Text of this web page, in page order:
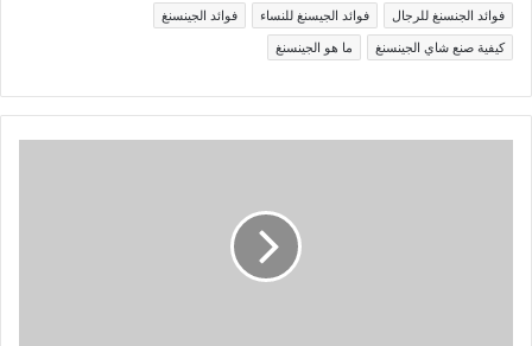
فوائد الجنسنغ للرجال
فوائد الجيسنغ للنساء
فوائد الجينسنغ
كيفية صنع شاي الجينسنغ
ما هو الجينسنغ